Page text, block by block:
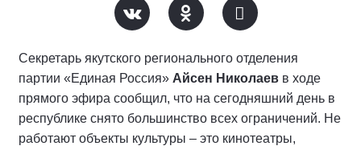
Секретарь якутского регионального отделения
партии «Единая Россия» Айсен Николаев в ходе
прямого эфира сообщил, что на сегодняшний день в
республике снято большинство всех ограничений. Не
работают объекты культуры – это кинотеатры,